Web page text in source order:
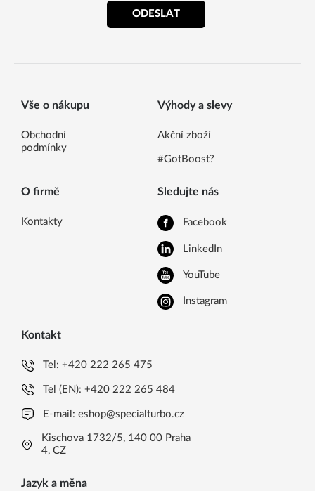
ODESLAT
Vše o nákupu
Obchodní
podmínky
Výhody a slevy
Akční zboží
#GotBoost?
O firmě
Kontakty
Sledujte nás
Facebook
LinkedIn
YouTube
Instagram
Kontakt
Tel:+420 222 265 475
Tel (EN):+420 222 265 484
E-mail:eshop@specialturbo.cz
Kischova 1732/5, 140 00 Praha
4, CZ
Jazyk a měna